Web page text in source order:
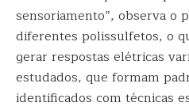
sensoriamento”, observa o
diferentes polissulfetos, o
gerar respostas elétricas
estudados, que formam
identificados com técnicas